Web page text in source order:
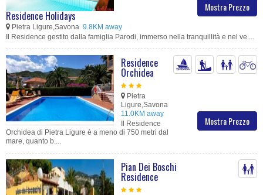
Mostra Prezzo
Residence Holidays
Pietra Ligure,Savona 9.8KM away
Il Residence gestito dalla famiglia Parodi, immerso nella tranquillità e nel ve....
Mostra Prezzo
Residence
Orchidea
Pietra
Ligure,Savona
11.0KM away
Il Residence
Orchidea di Pietra Ligure è a meno di 750 metri dal
mare, quanto b....
Pian Dei Boschi
Residence